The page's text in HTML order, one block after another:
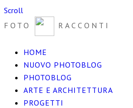
Scroll
FOTO
RACCONTI
HOME
NUOVO PHOTOBLOG
PHOTOBLOG
ARTE E ARCHITETTURA
PROGETTI